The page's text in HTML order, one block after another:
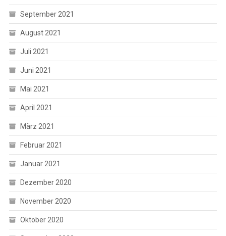
September 2021
August 2021
Juli 2021
Juni 2021
Mai 2021
April 2021
März 2021
Februar 2021
Januar 2021
Dezember 2020
November 2020
Oktober 2020